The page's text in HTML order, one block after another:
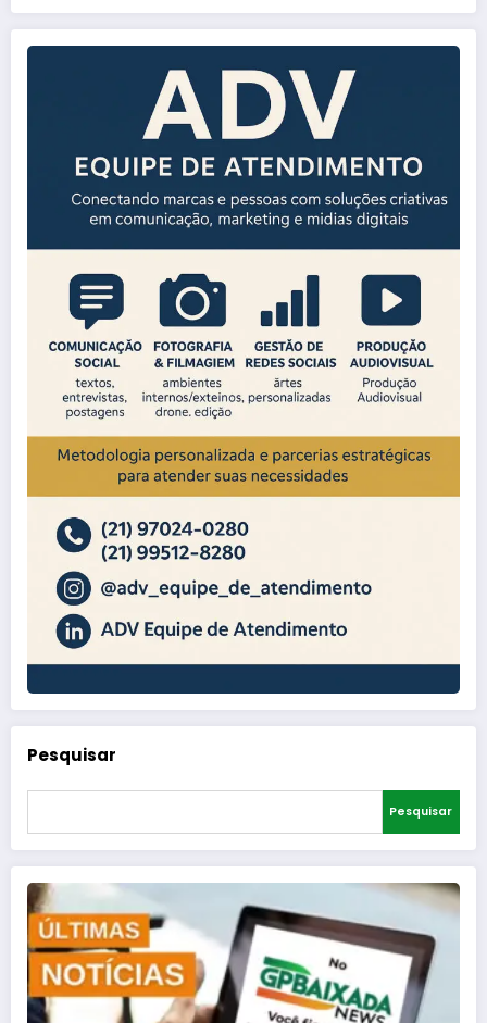
Pesquisar
Pesquisar